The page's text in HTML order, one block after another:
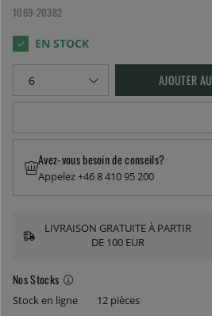
1069-20382
AJOUTER
Nos Stocks
Stock en ligne 12 pièces
Avez-vous besoin de conseils?
Appelez +46 8 410 95 200
LIVRAISON GRATUITE À PARTIR
DE 100 EUR